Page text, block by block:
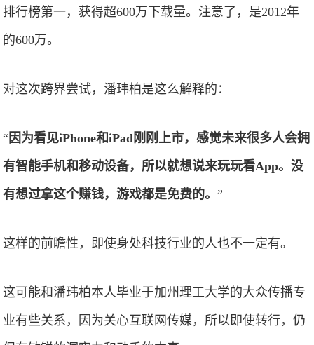
排行榜第一，获得超600万下载量。注意了，是2012年
的600万。
对这次跨界尝试，潘玮柏是这么解释的：
“因为看见iPhone和iPad刚刚上市，感觉未来很多人会拥
有智能手机和移动设备，所以就想说来玩玩看App。没
有想过拿这个赚钱，游戏都是免费的。”
这样的前瞻性，即使身处科技行业的人也不一定有。
这可能和潘玮柏本人毕业于加州理工大学的大众传播专
业有些关系，因为关心互联网传媒，所以即使转行，仍